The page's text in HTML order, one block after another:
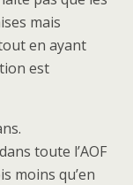
mais
en ayant
est
toute l’AOF
moins qu’en